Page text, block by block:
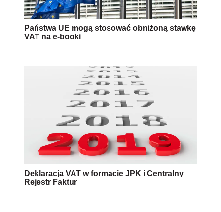
Państwa UE mogą stosować obniżoną stawkę
VAT na e-booki
Deklaracja VAT w formacie JPK i Centralny
Rejestr Faktur